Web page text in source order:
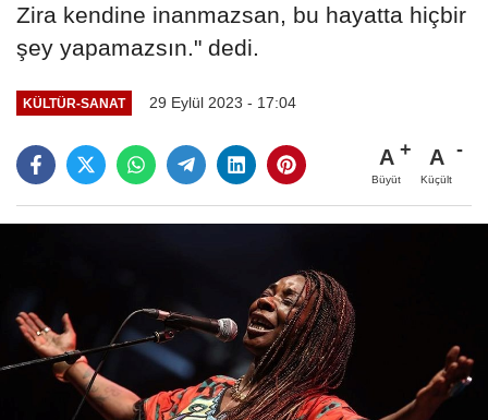
Zira kendine inanmazsan, bu hayatta hiçbir
şey yapamazsın." dedi.
KÜLTÜR-SANAT 29 Eylül 2023 - 17:04
A
Büyüt
A
Küçült